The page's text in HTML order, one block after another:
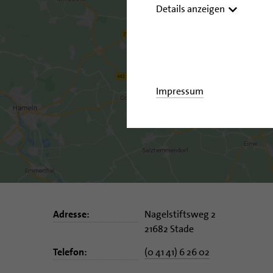
Details anzeigen
Impressum
Adresse:
Nagelstiftsweg 2
21682 Stade
Telefon:
(0 41 41) 6 26 02